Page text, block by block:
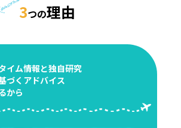
3つの理由
イム情報と独自研究
づくアドバイス
から